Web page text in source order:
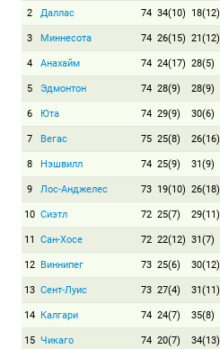
2 Даллас 74 34(10) 18(12)
3 Миннесота 74 26(15) 21(12)
4 Анахайм 74 24(17) 28(5)
5 Эдмонтон 74 28(9) 28(9)
6 Юта 74 29(9) 30(6)
7 Вегас 75 25(8) 26(16)
8 Нэшвилл 74 25(9) 31(9)
9 Лос-Анджелес 73 19(10) 26(18)
10 Сиэтл 72 25(7) 29(11)
11 Сан-Хосе 72 22(12) 31(7)
12 Виннипег 73 25(6) 30(12)
13 Сент-Луис 73 27(4) 31(11)
14 Калгари 74 24(7) 35(8)
15 Чикаго 74 20(7) 34(13)